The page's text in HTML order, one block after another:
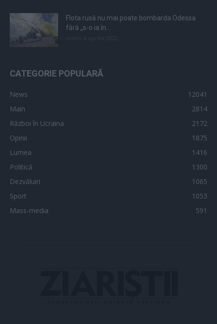
Flota rusă nu mai poate bombarda Odessa
fără „s-o ia în...
CATEGORIE POPULARĂ
News
12041
Main
2814
Război în Ucraina
2172
Opinii
1875
Lumea
1416
Politică
1300
Dezvăluiri
1065
Sport
1053
Mass-media
591